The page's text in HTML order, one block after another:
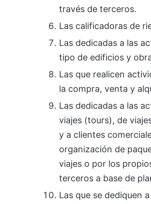
través de terceros.
Las calificadoras de
Las dedicadas a las
tipo de edificios y
Las que realicen
la compra, venta y
Las dedicadas a las
viajes (tours), de
y a clientes
organización de
viajes o por los
terceros a base de
Las que se dediquen